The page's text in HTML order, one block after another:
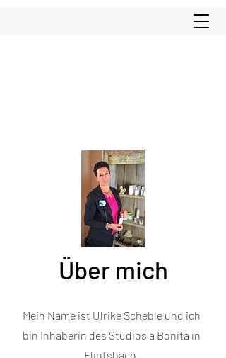
Über mich
Mein Name ist Ulrike Scheble und ich
bin Inhaberin des Studios a Bonita in
Flintsbach.